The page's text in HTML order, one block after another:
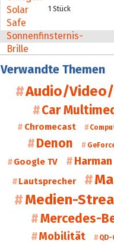
1 Stück
Verwandte Themen
Audio/
Car
Chromecast
Denon
Google TV Harman
Lautsprecher
Medien-
Mercedes-
Mobilität QD-